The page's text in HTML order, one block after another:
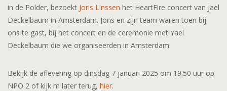
in de Polder, bezoekt Joris Linssen het HeartFire concert van Jael
Deckelbaum in Amsterdam. Joris en zijn team waren toen bij
ons te gast, bij het concert en de ceremonie met Yael
Deckelbaum die we organiseerden in Amsterdam.
Bekijk de aflevering op dinsdag 7 januari 2025 om 19.50 uur op
NPO 2 of kijk m later terug, hier.